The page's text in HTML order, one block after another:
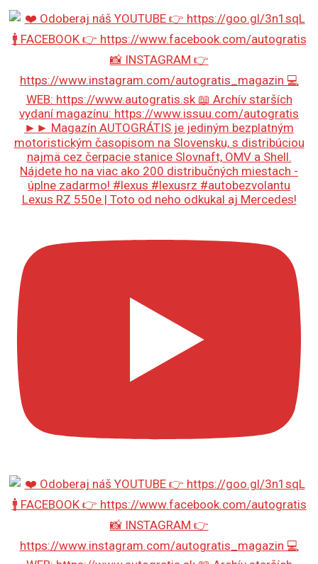
Lexus RZ 550e | Toto od neho odkukal aj Mercedes!